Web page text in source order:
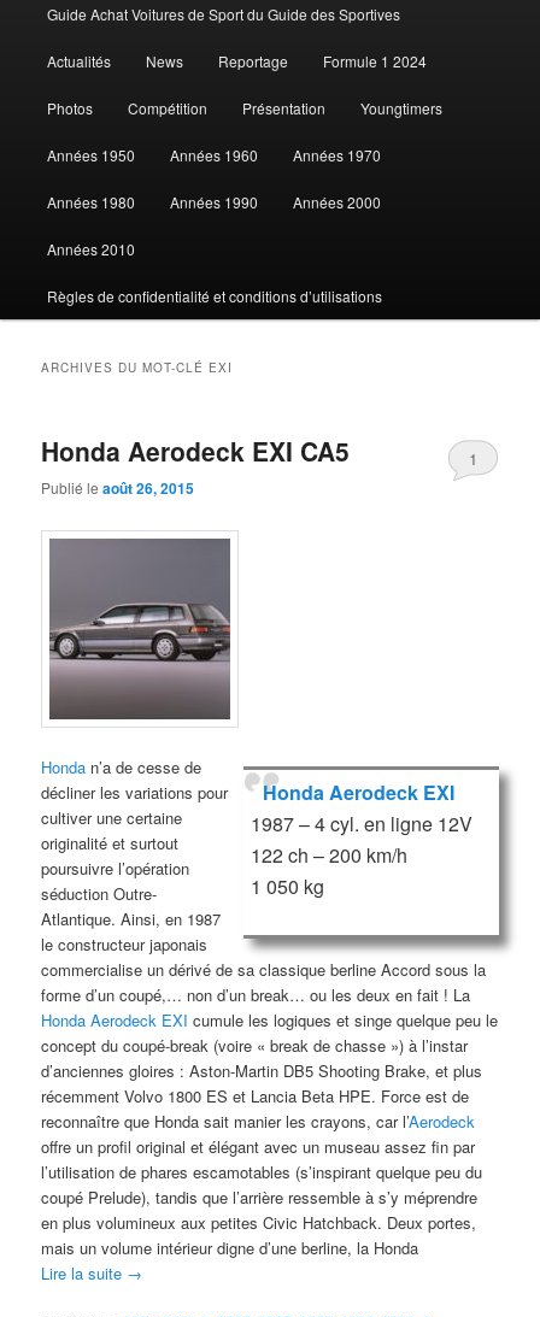
au
contenu
au
contenu
Guide Achat Voitures de Sport du Guide des Sportives
Actualités News Reportage Formule 1 2024
Photos Compétition Présentation Youngtimers
Années 1950 Années 1960 Années 1970
Années 1980 Années 1990 Années 2000
Années 2010
Règles de confidentialité et conditions d’utilisations
ARCHIVES DU MOT-CLÉ EXI
Honda Aerodeck EXI CA5
Publié leaoût 26, 2015
1
Honda Aerodeck EXI
1987 – 4 cyl. en ligne 12V
122 ch – 200 km/h
1 050 kg
Honda n’a de cesse de
décliner les variations pour
cultiver une certaine
originalité et surtout
poursuivre l’opération
séduction Outre-
Atlantique. Ainsi, en 1987
le constructeur japonais
commercialise un dérivé de sa classique berline Accord sous la
forme d’un coupé,… non d’un break… ou les deux en fait ! La
Honda Aerodeck EXI cumule les logiques et singe quelque peu le
concept du coupé-break (voire « break de chasse ») à l’instar
d’anciennes gloires : Aston-Martin DB5 Shooting Brake, et plus
récemment Volvo 1800 ES et Lancia Beta HPE. Force est de
reconnaître que Honda sait manier les crayons, car l’Aerodeck
offre un profil original et élégant avec un museau assez fin par
l’utilisation de phares escamotables (s’inspirant quelque peu du
coupé Prelude), tandis que l’arrière ressemble à s’y méprendre
en plus volumineux aux petites Civic Hatchback. Deux portes,
mais un volume intérieur digne d’une berline, la Honda
Lire la suite →